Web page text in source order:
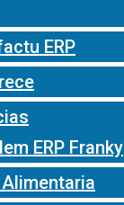
ERP
ERP Franky
Alimentaria